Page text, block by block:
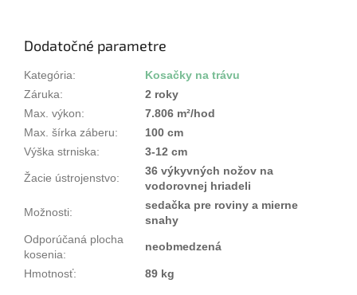
Dodatočné parametre
Kategória:
Kosačky na trávu
Záruka:
2 roky
Max. výkon:
7.806 m²/hod
Max. šírka záberu:
100 cm
Výška strniska: 3-12 cm
Žacie ústrojenstvo:
36 výkyvných nožov na
vodorovnej hriadeli
Možnosti:
sedačka pre roviny a mierne
snahy
Odporúčaná plocha
kosenia:
neobmedzená
Hmotnosť: 89 kg